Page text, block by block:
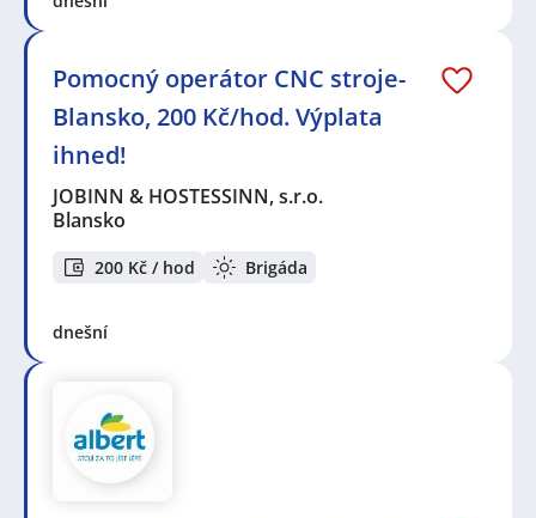
Pomocný operátor CNC stroje-
Blansko, 200 Kč/hod. Výplata
ihned!
JOBINN & HOSTESSINN, s.r.o.
Blansko
200 Kč / hod Brigáda
dnešní